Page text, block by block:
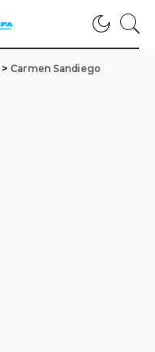
> Carmen Sandiego